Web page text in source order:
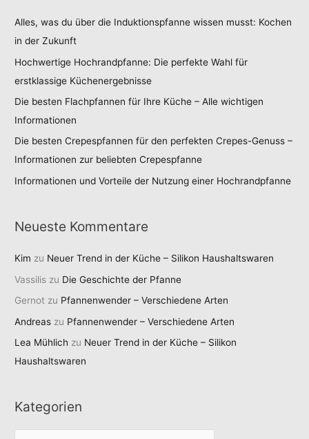
Alles, was du über die Induktionspfanne wissen musst: Kochen
in der Zukunft
Hochwertige Hochrandpfanne: Die perfekte Wahl für
erstklassige Küchenergebnisse
Die besten Flachpfannen für Ihre Küche – Alle wichtigen
Informationen
Die besten Crepespfannen für den perfekten Crepes-Genuss –
Informationen zur beliebten Crepespfanne
Informationen und Vorteile der Nutzung einer Hochrandpfanne
Neueste Kommentare
Kim zu Neuer Trend in der Küche – Silikon Haushaltswaren
Vassilis zu Die Geschichte der Pfanne
Gernot zu Pfannenwender – Verschiedene Arten
Andreas zu Pfannenwender – Verschiedene Arten
Lea Mühlich zu Neuer Trend in der Küche – Silikon
Haushaltswaren
Kategorien